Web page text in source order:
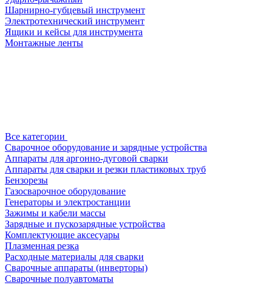
Шарнирно-губцевый инструмент
Электротехнический инструмент
Ящики и кейсы для инструмента
Монтажные ленты
Все категории
Сварочное оборудование и зарядные устройства
Аппараты для аргонно-дуговой сварки
Аппараты для сварки и резки пластиковых труб
Бензорезы
Газосварочное оборудование
Генераторы и электростанции
Зажимы и кабели массы
Зарядные и пускозарядные устройства
Комплектующие аксесуары
Плазменная резка
Расходные материалы для сварки
Сварочные аппараты (инверторы)
Сварочные полуавтоматы